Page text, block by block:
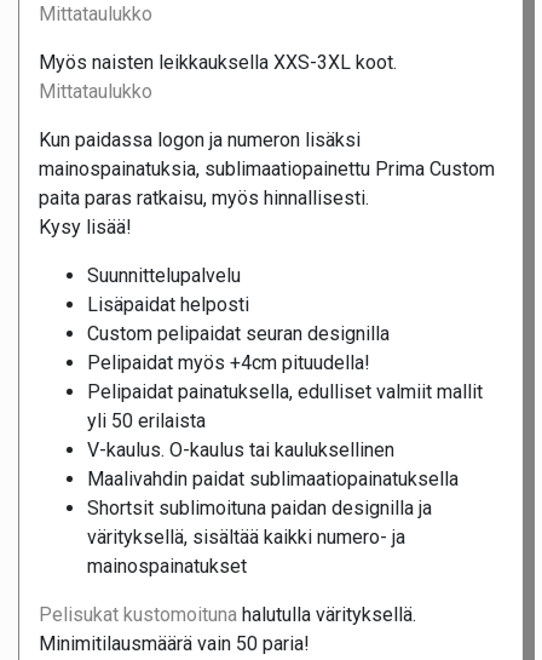
Mittataulukko
Myös naisten leikkauksella XXS-3XL koot.
Mittataulukko
Kun paidassa logon ja numeron lisäksi
mainospainatuksia, sublimaatiopainettu Prima Custom
paita paras ratkaisu, myös hinnallisesti.
Kysy lisää!
Suunnittelupalvelu
Lisäpaidat helposti
Custom pelipaidat seuran designilla
Pelipaidat myös +4cm pituudella!
Pelipaidat painatuksella, edulliset valmiit mallit
yli 50 erilaista
V-kaulus. O-kaulus tai kauluksellinen
Maalivahdin paidat sublimaatiopainatuksella
Shortsit sublimoituna paidan designilla ja
värityksellä, sisältää kaikki numero- ja
mainospainatukset
Pelisukat kustomoituna halutulla värityksellä.
Minimitilausmäärä vain 50 paria!